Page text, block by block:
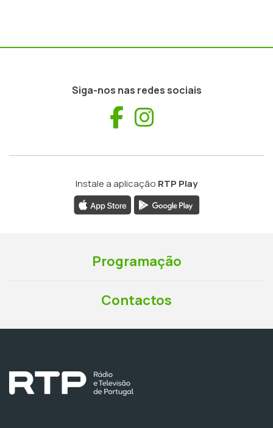
Siga-nos nas redes sociais
Facebook
Instale a aplicação RTP Play
Programação
Contactos